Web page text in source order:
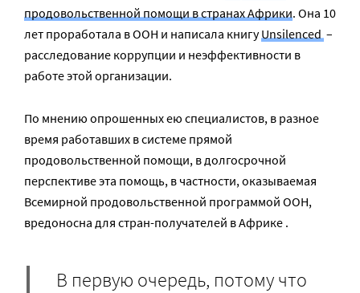
продовольственной помощи в странах Африки. Она 10
лет проработала в ООН и написала книгуUnsilenced–
расследование коррупции и неэффективности в
работе этой организации.
По мнению опрошенных ею специалистов, в разное
время работавших в системе прямой
продовольственной помощи, в долгосрочной
перспективе эта помощь, в частности, оказываемая
Всемирной продовольственной программой ООН,
вредоносна для стран-получателей в Африке .
В первую очередь, потому что